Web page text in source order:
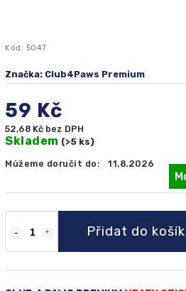
Kód: 5047
Značka: Club4Paws Premium
59 Kč
52,68 Kč bez DPH
Skladem (>5 ks)
Můžeme doručit do: 11.8.2026
Přidat do